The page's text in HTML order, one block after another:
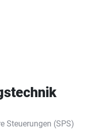
Steuerungen (SPS)